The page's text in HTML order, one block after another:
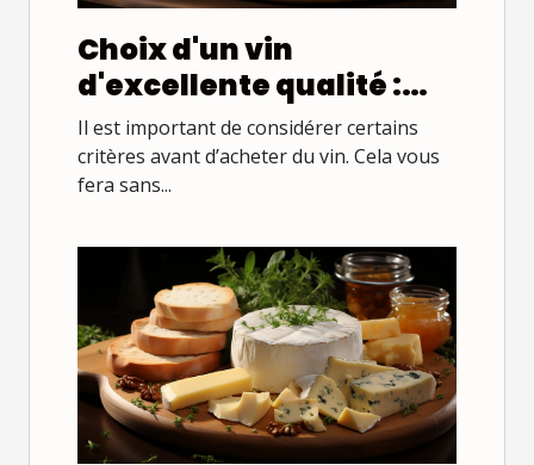
Choix d'un vin
d'excellente qualité :
comment s'y prendre ?
Il est important de considérer certains
critères avant d’acheter du vin. Cela vous
fera sans...